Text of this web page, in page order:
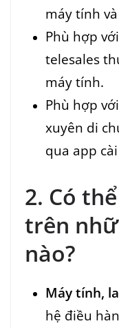
máy tính
Phù hợp
telesales
máy tính.
Phù hợp
xuyên di
qua app
2. Có
trên
nào?
Máy tính,
hệ điều